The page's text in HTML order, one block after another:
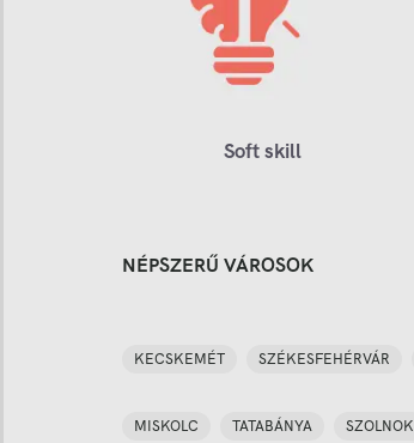
Soft skill
NÉPSZERŰ VÁROSOK
KECSKEMÉT SZÉKESFEHÉRVÁR
MISKOLC TATABÁNYA SZOLNOK